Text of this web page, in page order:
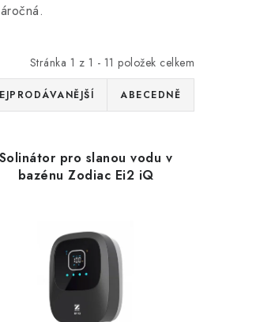
Stránka 1 z 1 - 11 položek celkem
ABECEDNĚ
Solinátor pro slanou vodu v
bazénu Zodiac Ei2 iQ